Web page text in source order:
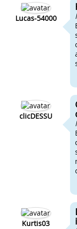
Lucas-54000
clicDESSU
Kurtis03